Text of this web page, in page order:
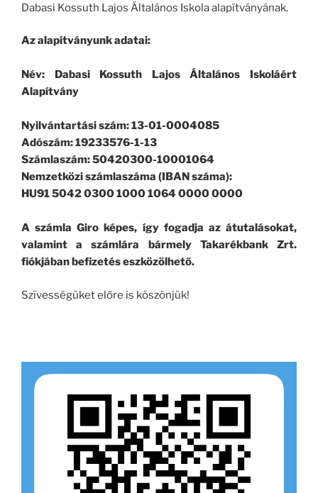
Dabasi Kossuth Lajos Általános Iskola alapítványának.
Az alapítványunk adatai:
Név: Dabasi Kossuth Lajos Általános Iskoláért
Alapítvány
Nyilvántartási szám: 13-01-0004085
Adószám: 19233576-1-13
Számlaszám: 50420300-10001064
Nemzetközi számlaszáma (IBAN száma):
HU91 5042 0300 1000 1064 0000 0000
A számla Giro képes, így fogadja az átutalásokat,
valamint a számlára bármely Takarékbank Zrt.
fiókjában befizetés eszközölhető.
Szívességüket előre is köszönjük!